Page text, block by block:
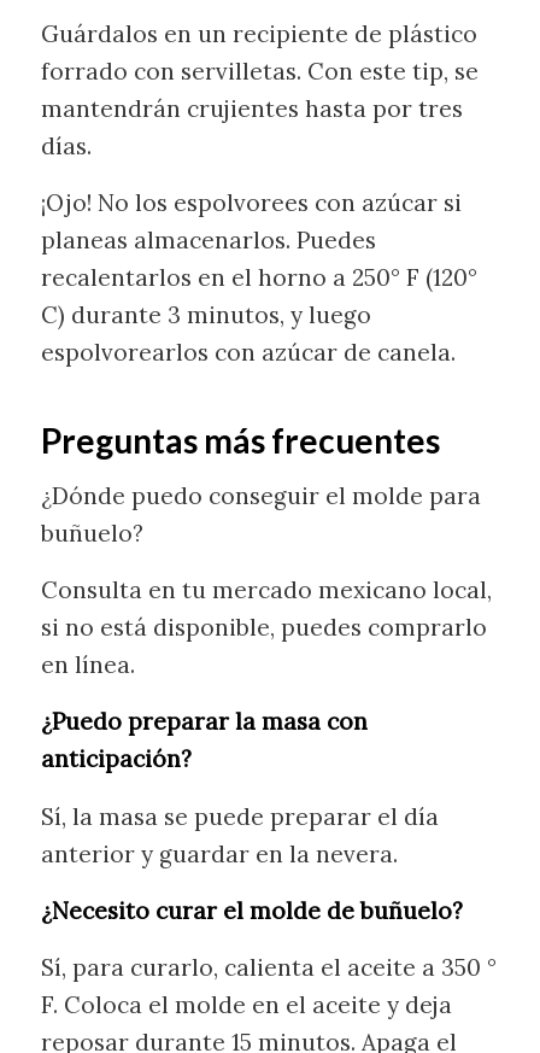
Guárdalos en un recipiente de plástico
forrado con servilletas. Con este tip, se
mantendrán crujientes hasta por tres
días.
¡Ojo! No los espolvorees con azúcar si
planeas almacenarlos. Puedes
recalentarlos en el horno a 250° F (120°
C) durante 3 minutos, y luego
espolvorearlos con azúcar de canela.
Preguntas más frecuentes
¿Dónde puedo conseguir el molde para
buñuelo?
Consulta en tu mercado mexicano local,
si no está disponible, puedes comprarlo
en línea.
¿Puedo preparar la masa con
anticipación?
Sí, la masa se puede preparar el día
anterior y guardar en la nevera.
¿Necesito curar el molde de buñuelo?
Sí, para curarlo, calienta el aceite a 350 °
F. Coloca el molde en el aceite y deja
reposar durante 15 minutos. Apaga el